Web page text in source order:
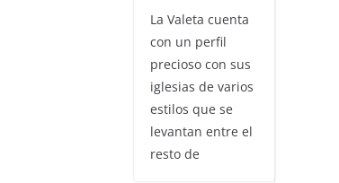
La Valeta cuenta
con un perfil
precioso con sus
iglesias de varios
estilos que se
levantan entre el
resto de